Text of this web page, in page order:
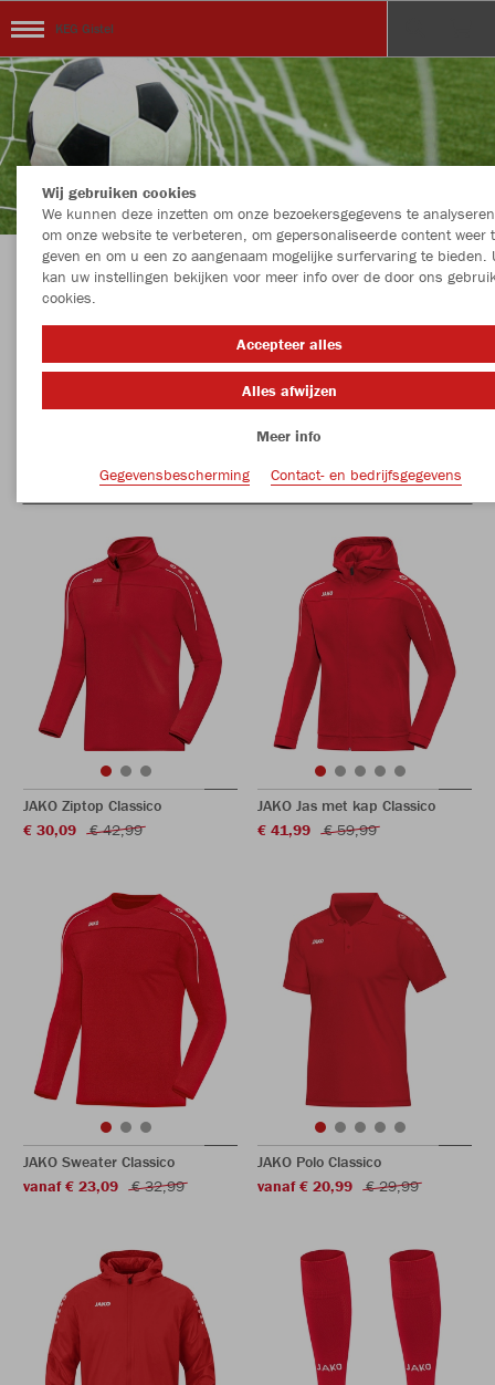
KEG Gistel
KEG Gistel, familiaal, gezellig en sportief !
Maat
JAKO Ziptop Classico
€ 30,09
€ 42,99
JAKO Jas met kap Classico
€ 41,99
€ 59,99
JAKO Sweater Classico
vanaf € 23,09
€ 32,99
JAKO Polo Classico
vanaf € 20,99
€ 29,99
Wij gebruiken cookies
We kunnen deze inzetten om onze bezoekersgegevens te
om onze website te verbeteren, om gepersonaliseerde content weer
geven en om u een zo aangenaam mogelijke surfervaring te bieden.
kan uw instellingen bekijken voor meer info over de door ons
cookies.
Accepteer alles
Alles afwijzen
Meer info
Gegevensbescherming
Contact- en bedrijfsgegevens